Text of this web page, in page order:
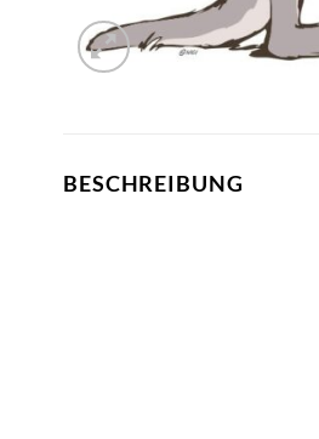
BESCHREIBUNG